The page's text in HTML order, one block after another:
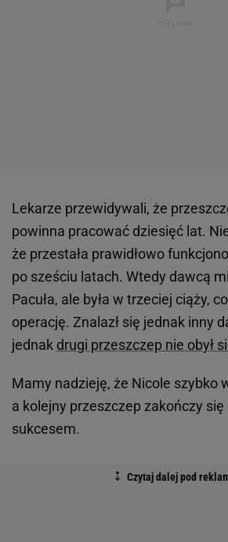
Lekarze przewidywali, że
powinna pracować dziesięć lat.
że przestała prawidłowo
po sześciu latach. Wtedy dawcą
Pacuła, ale była w trzeciej ciąży,
operację. Znalazł się jednak inny
jednak drugi przeszczep nie obył
Mamy nadzieję, że Nicole szybko
a kolejny przeszczep zakończy się
sukcesem.